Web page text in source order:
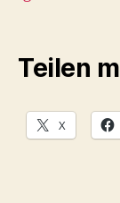
Teilen
X